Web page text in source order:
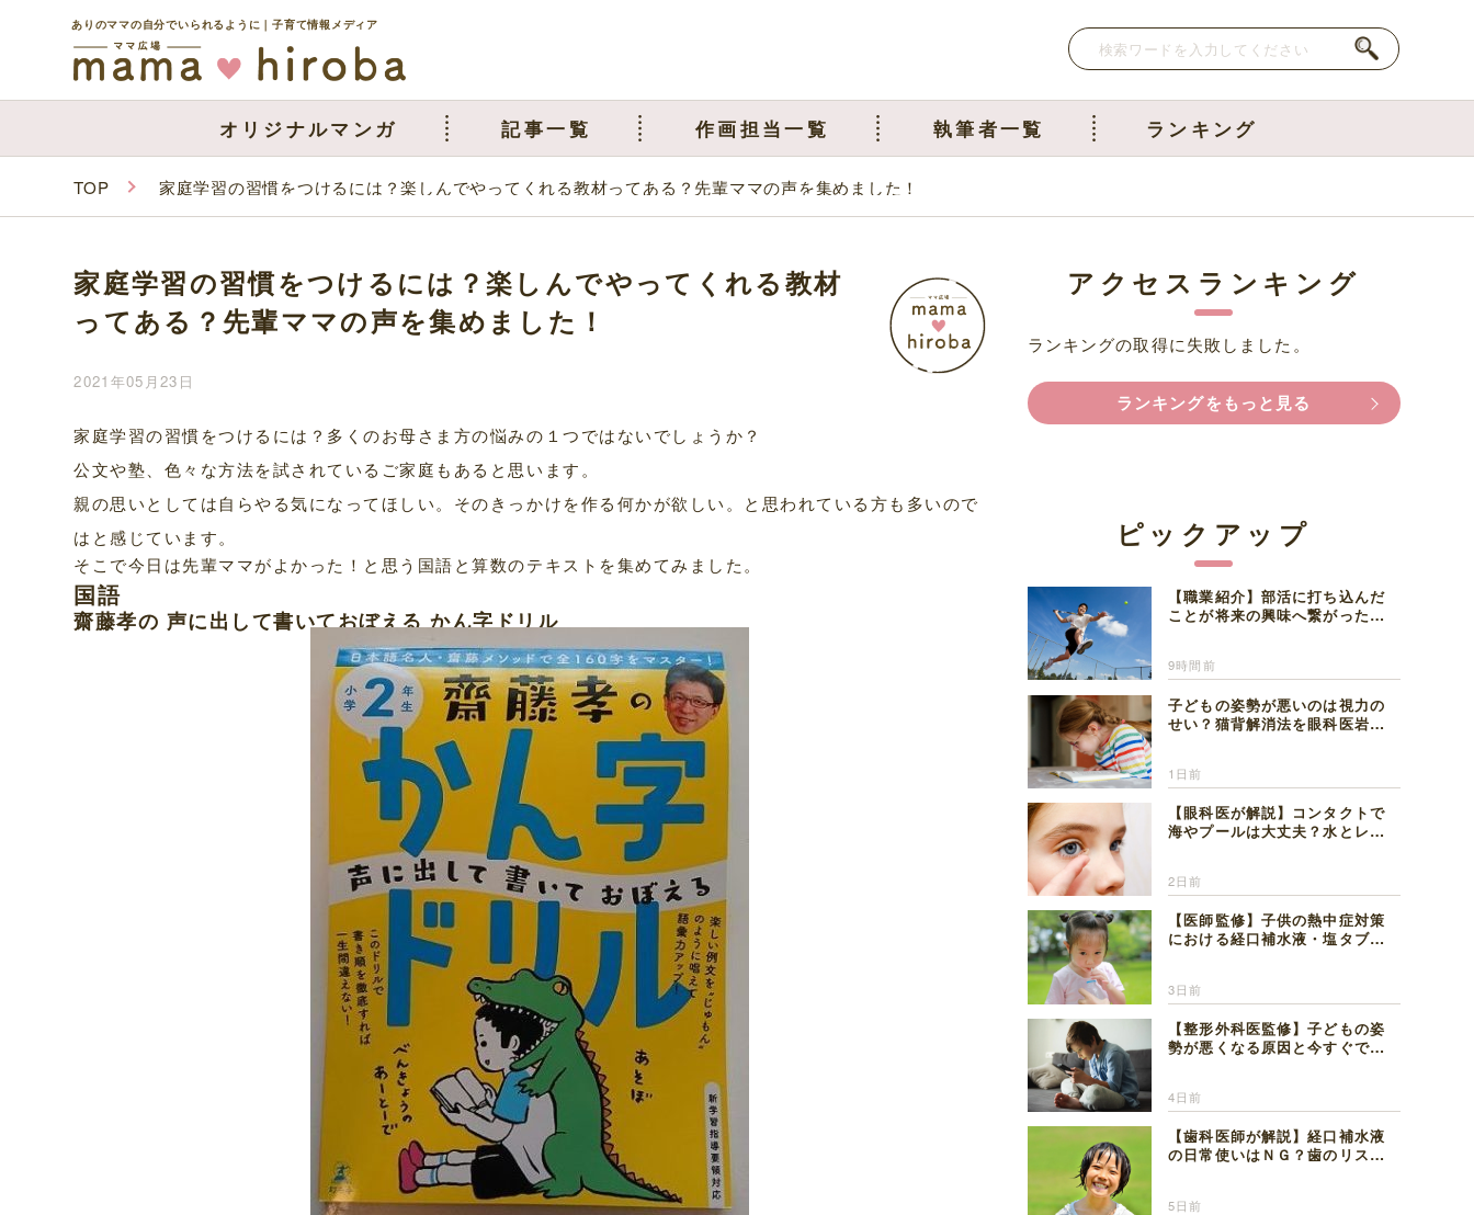
ありのママの自分でいられるように｜子育て情報メディア
オリジナルマンガ 記事一覧 作画担当一覧 執筆者一覧 ランキング
TOP 家庭学習の習慣をつけるには？楽しんでやってくれる教材ってある？先輩ママの声を集めました！
家庭学習の習慣をつけるには？楽しんでやってくれる教材
ってある？先輩ママの声を集めました！
2021年05月23日
家庭学習の習慣をつけるには？多くのお母さま方の悩みの１つではないでしょうか？
公文や塾、色々な方法を試されているご家庭もあると思います。
親の思いとしては自らやる気になってほしい。そのきっかけを作る何かが欲しい。と思われている方も多いので
はと感じています。
そこで今日は先輩ママがよかった！と思う国語と算数のテキストを集めてみました。
国語
齋藤孝の 声に出して書いておぼえる かん字ドリル
アクセスランキング
ランキングの取得に失敗しました。
ランキングをもっと見る
ピックアップ
【職業紹介】部活に打ち込んだ
ことが将来の興味へ繋がった。
9時間前
子どもの姿勢が悪いのは視力の
せい？猫背解消法を眼科医岩見
1日前
【眼科医が解説】コンタクトで
海やプールは大丈夫？水とレン
2日前
【医師監修】子供の熱中症対策
における経口補水液・塩タブレ
3日前
【整形外科医監修】子どもの姿
勢が悪くなる原因と今すぐでき
4日前
【歯科医師が解説】経口補水液
の日常使いはＮＧ？歯のリスク
5日前